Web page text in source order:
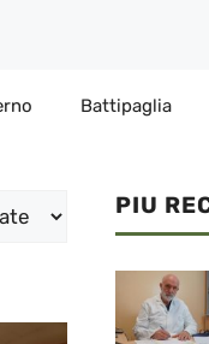
Battipaglia
PIU